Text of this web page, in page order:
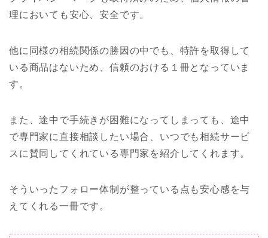
理においても安心、安全です。
他に同様の相続関係の勝因の中でも、特許を取得して
いる商品はないため、信頼のおける１冊となっていま
す。
また、途中で手続きが困難になってしまっても、途中
で専門家に直接相談したい場合、いつでも相続サービ
スに賛同してくれている専門家を紹介してくれます。
そういったフォロー体制が整っている点も安心感を与
えてくれる一冊です。